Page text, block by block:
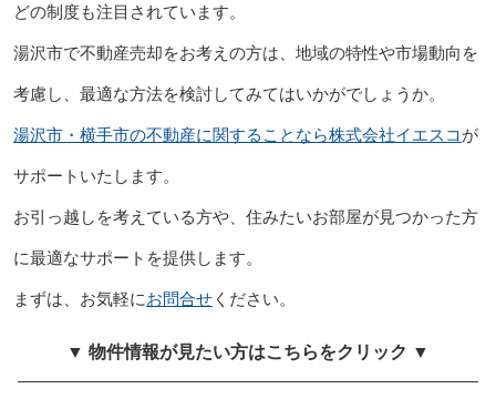
どの制度も注目されています。
湯沢市で不動産売却をお考えの方は、地域の特性や市場動向を
考慮し、最適な方法を検討してみてはいかがでしょうか。
湯沢市・横手市の不動産に関することなら株式会社イエスコ が
サポートいたします。
お引っ越しを考えている方や、住みたいお部屋が見つかった方
に最適なサポートを提供します。
まずは、お気軽にお問合せください。
▼ 物件情報が見たい方はこちらをクリック ▼